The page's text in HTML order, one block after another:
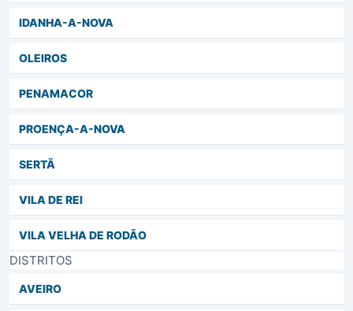
IDANHA-A-NOVA
OLEIROS
PENAMACOR
PROENÇA-A-NOVA
SERTÃ
VILA DE REI
VILA VELHA DE RODÃO
DISTRITOS
AVEIRO